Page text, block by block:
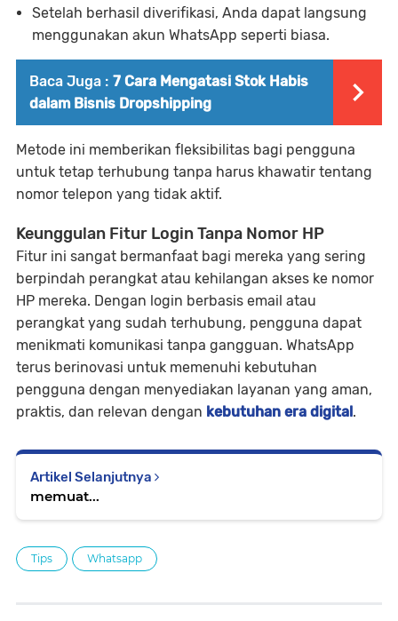
Setelah berhasil diverifikasi, Anda dapat langsung
menggunakan akun WhatsApp seperti biasa.
Baca Juga : 7 Cara Mengatasi Stok Habis
dalam Bisnis Dropshipping
Metode ini memberikan fleksibilitas bagi pengguna
untuk tetap terhubung tanpa harus khawatir tentang
nomor telepon yang tidak aktif.
Keunggulan Fitur Login Tanpa Nomor HP
Fitur ini sangat bermanfaat bagi mereka yang sering
berpindah perangkat atau kehilangan akses ke nomor
HP mereka. Dengan login berbasis email atau
perangkat yang sudah terhubung, pengguna dapat
menikmati komunikasi tanpa gangguan. WhatsApp
terus berinovasi untuk memenuhi kebutuhan
pengguna dengan menyediakan layanan yang aman,
praktis, dan relevan dengan kebutuhan era digital.
Artikel Selanjutnya
memuat...
Tips Whatsapp